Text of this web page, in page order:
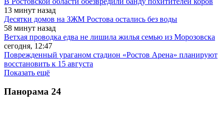
13 минут назад
Десятки домов на ЗЖМ Ростова остались без воды
58 минут назад
Ветхая проводка едва не лишила жилья семью из Морозовска
сегодня, 12:47
Поврежденный ураганом стадион «Ростов Арена» планируют
восстановить к 15 августа
Показать ещё
Панорама 24